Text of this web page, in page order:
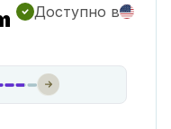
Доступно в